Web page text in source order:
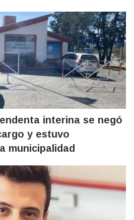
interina se negó
y estuvo
municipalidad